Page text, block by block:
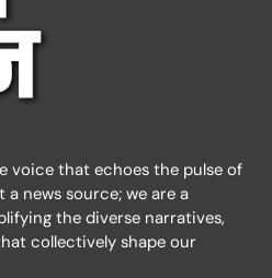
voice that echoes the pulse of
news source; we are a
the diverse narratives,
collectively shape our